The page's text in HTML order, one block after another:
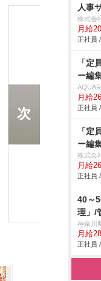
人事
株式会
月給
正社員
「定
ー編
月給
正社員
「定
ー編
株式会
月給
正社員
40～
理」/
神奈川
月給
正社員